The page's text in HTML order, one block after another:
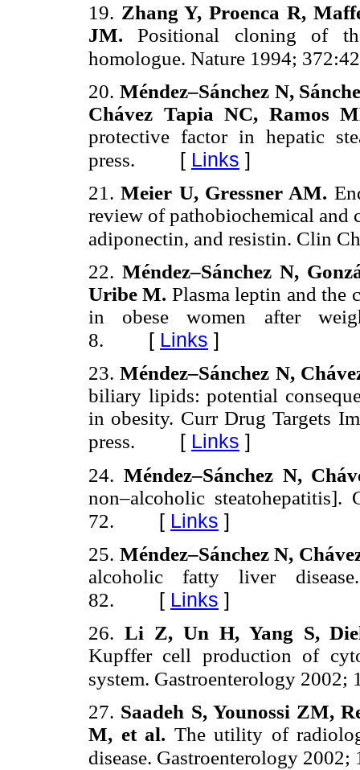
19. Zhang Y, Proenca R,
JM.Positional cloning of
homologue. Nature 1994;
20. Méndez–Sánchez N,
Chávez Tapia NC, Ramos
protective factor in hepatic
press. [ Links ]
21. Meier U, Gressner AM.
review of pathobiochemical and
adiponectin, and resistin. Clin
22. Méndez–Sánchez N,
Uribe M. Plasma leptin and the
in obese women after
8. [ Links ]
23. Méndez–Sánchez N,
biliary lipids: potential
in obesity. Curr Drug Targets
press. [ Links ]
24. Méndez–Sánchez N,
non–alcoholic
72. [ Links ]
25. Méndez–Sánchez N,
alcoholic fatty liver
82. [ Links ]
26. Li Z, Un H, Yang S,
Kupffer cell production of
system. Gastroenterology 2002;
27. Saadeh S, Younossi ZM,
M, et al. The utility of
disease. Gastroenterology 2002;